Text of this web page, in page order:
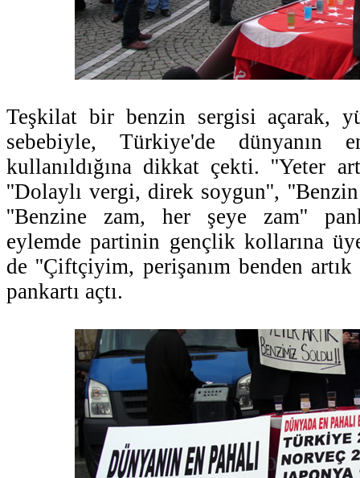
Teşkilat bir benzin sergisi açarak,
sebebiyle, Türkiye'de dünyanın
kullanıldığına dikkat çekti. ''Yeter
''Dolaylı vergi, direk soygun'',
''Benzine zam, her şeye zam''
eylemde partinin gençlik kollarına
de ''Çiftçiyim, perişanım benden
pankartı açtı.